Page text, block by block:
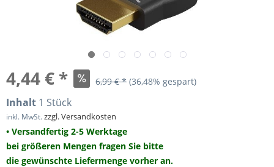
4,44 € * 6,99 € * (36,48% gespart)
Inhalt 1 Stück
inkl. MwSt.zzgl. Versandkosten
• Versandfertig 2-5 Werktage
bei größeren Mengen fragen Sie bitte
die gewünschte Liefermenge vorher an.